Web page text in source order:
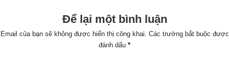
Để lại một bình luận
Email của bạn sẽ không được hiển thị công khai. Các trường bắt buộc được
đánh dấu *